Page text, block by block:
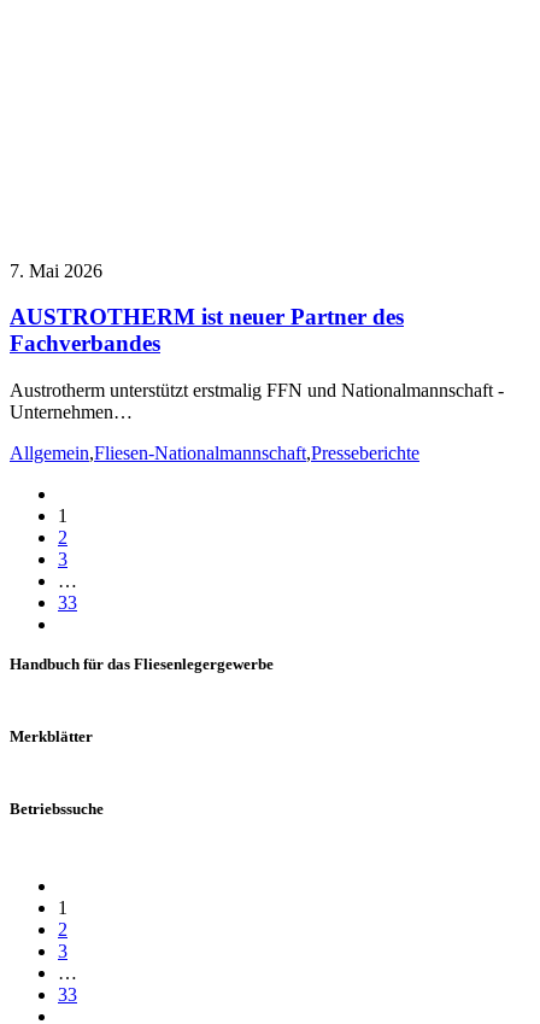
7. Mai 2026
AUSTROTHERM ist neuer Partner des
Fachverbandes
Austrotherm unterstützt erstmalig FFN und Nationalmannschaft -
Unternehmen…
Allgemein,Fliesen-Nationalmannschaft,Presseberichte
1
2
3
…
33
Handbuch für das Fliesenlegergewerbe
Merkblätter
Betriebssuche
1
2
3
…
33